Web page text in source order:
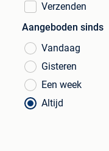
Verzenden
Aangeboden sinds
Vandaag
Gisteren
Een week
Altijd